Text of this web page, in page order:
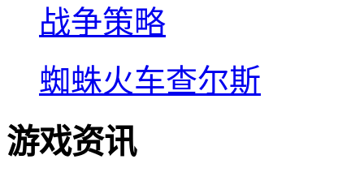
战争策略
蜘蛛火车查尔斯
游戏资讯